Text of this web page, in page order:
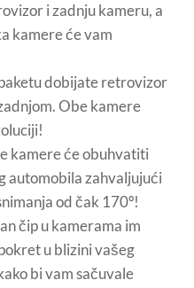
i zadnju kameru, a
kamere će vam
dobijate retrovizor
Obe kamere
kamere će obuhvatiti
automobila zahvaljujući
od čak 170º!
čip u kamerama im
u blizini vašeg
bi vam sačuvale